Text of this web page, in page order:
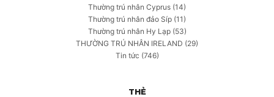
Thường trú nhân Cyprus (14)
Thường trú nhân đảo Síp (11)
Thường trú nhân Hy Lạp(53)
THƯỜNG TRÚ NHÂN IRELAND (29)
Tin tức (746)
THẺ